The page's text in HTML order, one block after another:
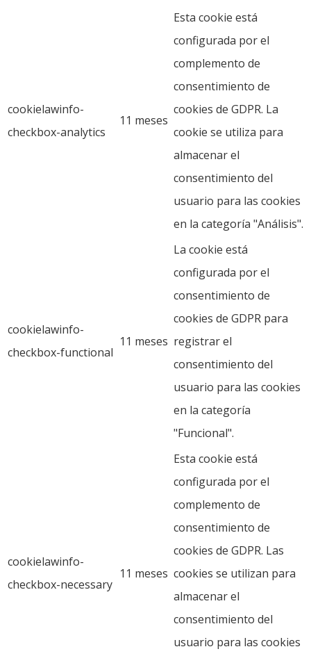
cookielawinfo-
checkbox-analytics
11 meses
Esta cookie está
configurada por el
complemento de
consentimiento de
cookies de GDPR. La
cookie se utiliza para
almacenar el
consentimiento del
usuario para las cookies
en la categoría "Análisis".
cookielawinfo-
checkbox-functional
11 meses
La cookie está
configurada por el
consentimiento de
cookies de GDPR para
registrar el
consentimiento del
usuario para las cookies
en la categoría
"Funcional".
cookielawinfo-
checkbox-necessary
11 meses
Esta cookie está
configurada por el
complemento de
consentimiento de
cookies de GDPR. Las
cookies se utilizan para
almacenar el
consentimiento del
usuario para las cookies